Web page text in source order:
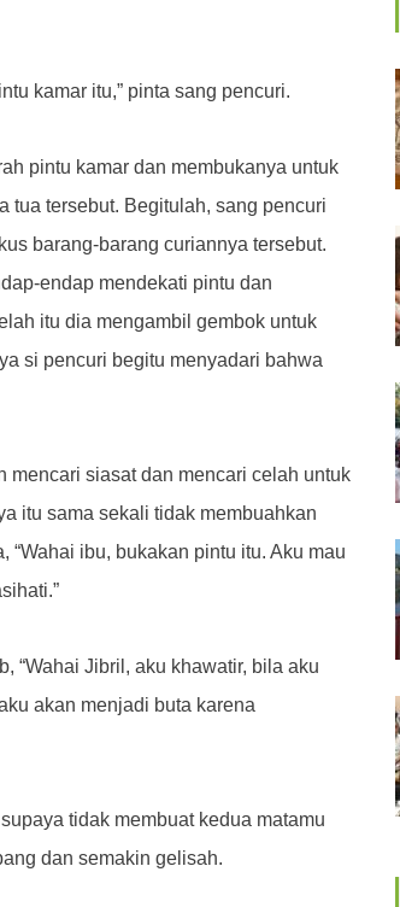
kamar itu,” pinta sang pencuri.
pintu kamar dan membukanya untuk
tua tersebut. Begitulah, sang pencuri
barang-barang curiannya tersebut.
endap mendekati pintu dan
itu dia mengambil gembok untuk
si pencuri begitu menyadari bahwa
mencari siasat dan mencari celah untuk
itu sama sekali tidak membuahkan
“Wahai ibu, bukakan pintu itu. Aku mau
“Wahai Jibril, aku khawatir, bila aku
akan menjadi buta karena
tidak membuat kedua matamu
dan semakin gelisah.